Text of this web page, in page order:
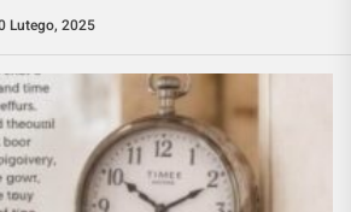
Lutego, 2025